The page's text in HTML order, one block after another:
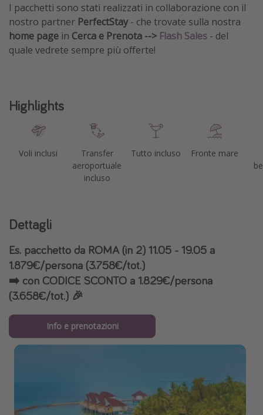
I pacchetti sono stati realizzati in collaborazione con il
nostro partner PerfectStay- che trovate sulla nostra
home page in Cerca e Prenota --> Flash Sales - del
quale vedrete sempre più offerte!
Highlights
Voli inclusi
Transfer
aeroportuale
incluso
Tutto incluso
Fronte mare
Dettagli
Es. pacchetto da ROMA (in 2) 11.05 - 19.05 a
1.879€/persona (3.758€/tot.)
➡️ con CODICE SCONTO a 1.829€/persona
(3.658€/tot.) 🎉
Info e prenotazioni